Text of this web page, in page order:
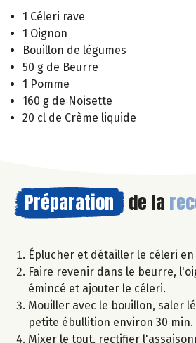
1 Céleri rave
1 Oignon
Bouillon de légumes
50 g de Beurre
1 Pomme
160 g de Noisette
20 cl de Crème liquide
Préparation de la
Éplucher et détailler le céleri en
Faire revenir dans le beurre,
émincé et ajouter le céleri.
Mouiller avec le bouillon, saler
petite ébullition environ 30 min.
Mixer le tout, rectifier